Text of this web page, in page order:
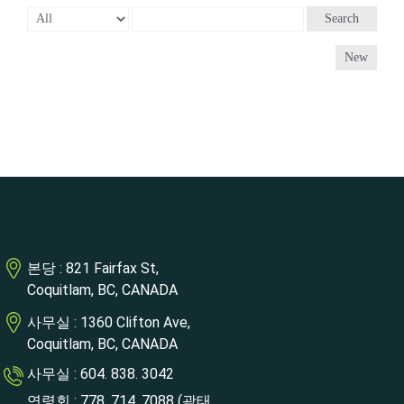
Search
New
본당 : 821 Fairfax St,
Coquitlam, BC, CANADA
사무실 : 1360 Clifton Ave,
Coquitlam, BC, CANADA
사무실 : 604. 838. 3042